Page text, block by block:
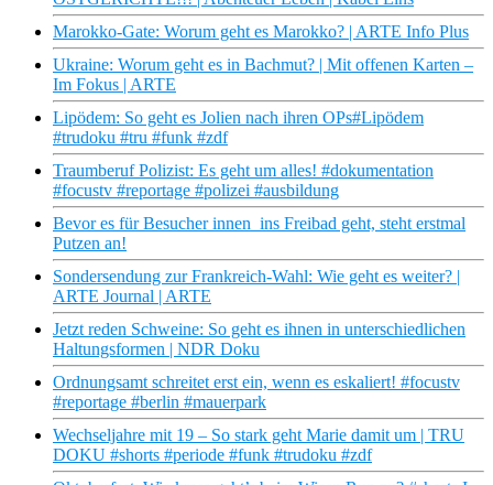
Marokko-Gate: Worum geht es Marokko? | ARTE Info Plus
Ukraine: Worum geht es in Bachmut? | Mit offenen Karten –
Im Fokus | ARTE
Lipödem: So geht es Jolien nach ihren OPs#Lipödem
#trudoku #tru #funk #zdf
Traumberuf Polizist: Es geht um alles! #dokumentation
#focustv #reportage #polizei #ausbildung
Bevor es für Besucher innen ins Freibad geht, steht erstmal
Putzen an!
Sondersendung zur Frankreich-Wahl: Wie geht es weiter? |
ARTE Journal | ARTE
Jetzt reden Schweine: So geht es ihnen in unterschiedlichen
Haltungsformen | NDR Doku
Ordnungsamt schreitet erst ein, wenn es eskaliert! #focustv
#reportage #berlin #mauerpark
Wechseljahre mit 19 – So stark geht Marie damit um | TRU
DOKU #shorts #periode #funk #trudoku #zdf